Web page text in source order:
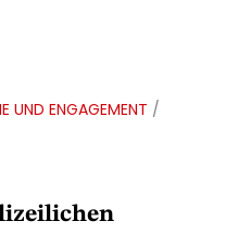
UND ENGAGEMENT /